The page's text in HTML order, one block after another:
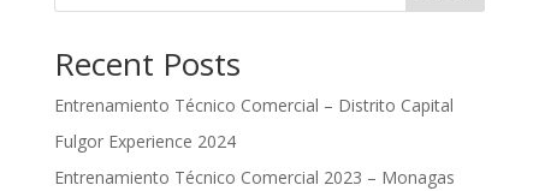
Recent Posts
Entrenamiento Técnico Comercial – Distrito Capital
Fulgor Experience 2024
Entrenamiento Técnico Comercial 2023 – Monagas